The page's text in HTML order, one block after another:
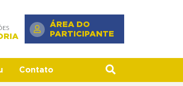
ÁREA DO
PARTICIPANTE
Contato